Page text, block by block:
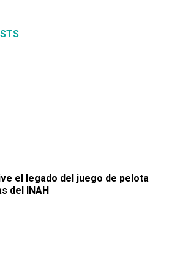
el legado del juego de pelota
del INAH